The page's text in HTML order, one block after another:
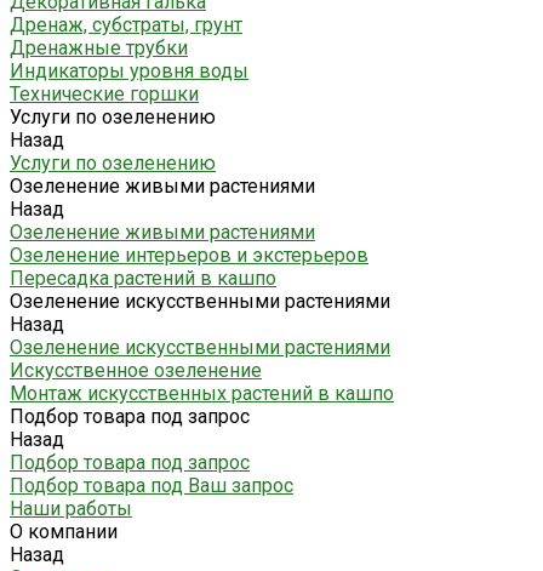
Дренаж, субстраты, грунт
Дренажные трубки
Индикаторы уровня воды
Технические горшки
Услуги по озеленению
Назад
Услуги по озеленению
Озеленение живыми растениями
Назад
Озеленение живыми растениями
Озеленение интерьеров и экстерьеров
Пересадка растений в кашпо
Озеленение искусственными растениями
Назад
Озеленение искусственными растениями
Искусственное озеленение
Монтаж искусственных растений в кашпо
Подбор товара под запрос
Назад
Подбор товара под запрос
Подбор товара под Ваш запрос
Наши работы
О компании
Назад